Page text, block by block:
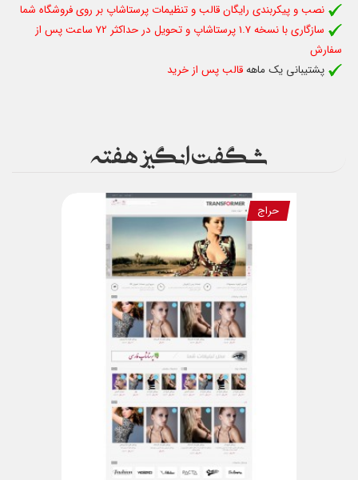
نصب و پیکربندی رایگان قالب و تنظیمات پرستاشاپ بر روی فروشگاه شما
سازگاری با نسخه 1.7 پرستاشاپ و تحویل در حداکثر 72 ساعت پس از
سفارش
پشتیبانی یک ماههقالب پس از خرید
شگفت انگیز هفته
حراج